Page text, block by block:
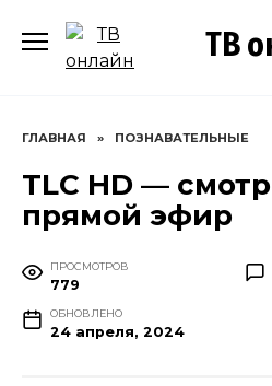
содержанию
ТВ
ГЛАВНАЯ » ПОЗНАВАТЕЛЬНЫЕ
TLC HD —
прямой эфир
ПРОСМОТРОВ
779
ОБНОВЛЕНО
24 апреля, 2024